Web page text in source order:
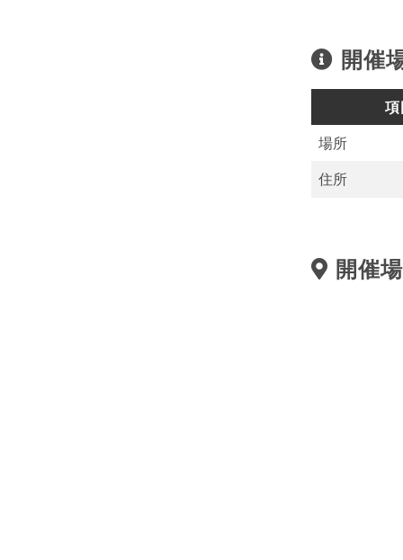
開催
項
場所
住所
開催